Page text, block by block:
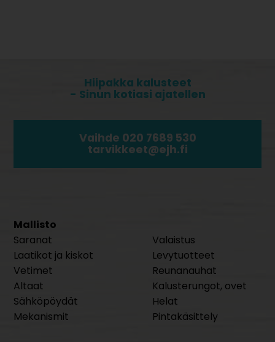
Hiipakka kalusteet
- Sinun kotiasi ajatellen
Vaihde 020 7689 530
tarvikkeet@ejh.fi
Mallisto
Saranat
Laatikot ja kiskot
Vetimet
Altaat
Sähköpöydät
Mekanismit
Valaistus
Levytuotteet
Reunanauhat
Kalusterungot, ovet
Helat
Pintakäsittely